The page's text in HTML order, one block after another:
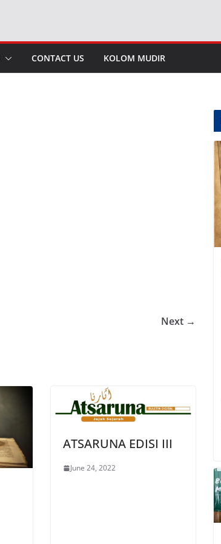
CONTACT US KOLOM MUDIR
Next →
ATSARUNA EDISI III
June 24, 2022